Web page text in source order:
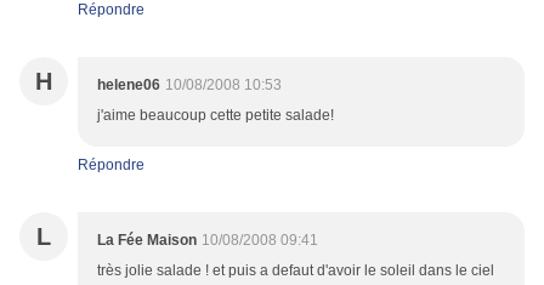
Répondre
H helene06 10/08/2008 10:53
j'aime beaucoup cette petite salade!
Répondre
L La Fée Maison 10/08/2008 09:41
très jolie salade ! et puis a defaut d'avoir le soleil dans le ciel